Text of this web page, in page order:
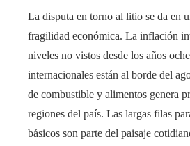
La disputa en torno al litio se da en
fragilidad económica. La inflación
niveles no vistos desde los años
internacionales están al borde del
de combustible y alimentos genera
regiones del país. Las largas filas
básicos son parte del paisaje